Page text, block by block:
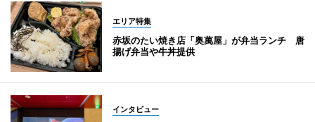
エリア特集
赤坂のたい焼き店「奥萬屋」が弁当ランチ 唐
揚げ弁当や牛丼提供
インタビュー